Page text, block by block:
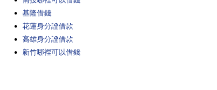
基隆借錢
花蓮身分證借款
高雄身分證借款
新竹哪裡可以借錢